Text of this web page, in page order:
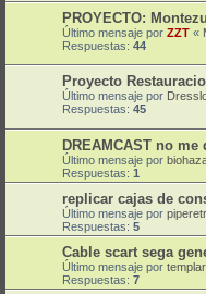
PROYECTO:
Último mensaje por ZZT «
Respuestas: 44
Proyecto
Último mensaje por
Respuestas: 45
DREAMCAST no
Último mensaje por
Respuestas: 1
replicar cajas de
Último mensaje por
Respuestas: 5
Cable scart sega
Último mensaje por templar_
Respuestas: 7